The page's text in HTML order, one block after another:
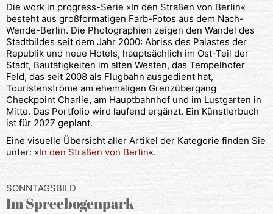
Die work in progress-Serie »In den Straßen von Berlin«
besteht aus großformatigen Farb-Fotos aus dem Nach-
Wende-Berlin. Die Photographien zeigen den Wandel des
Stadtbildes seit dem Jahr 2000: Abriss des Palastes der
Republik und neue Hotels, hauptsächlich im Ost-Teil der
Stadt, Bautätigkeiten im alten Westen, das Tempelhofer
Feld, das seit 2008 als Flugbahn ausgedient hat,
Touristenströme am ehemaligen Grenzübergang
Checkpoint Charlie, am Hauptbahnhof und im Lustgarten in
Mitte. Das Portfolio wird laufend ergänzt. Ein Künstlerbuch
ist für 2027 geplant.
Eine visuelle Übersicht aller Artikel der Kategorie finden Sie
unter: »In den Straßen von Berlin«.
SONNTAGSBILD
Im Spreebogenpark